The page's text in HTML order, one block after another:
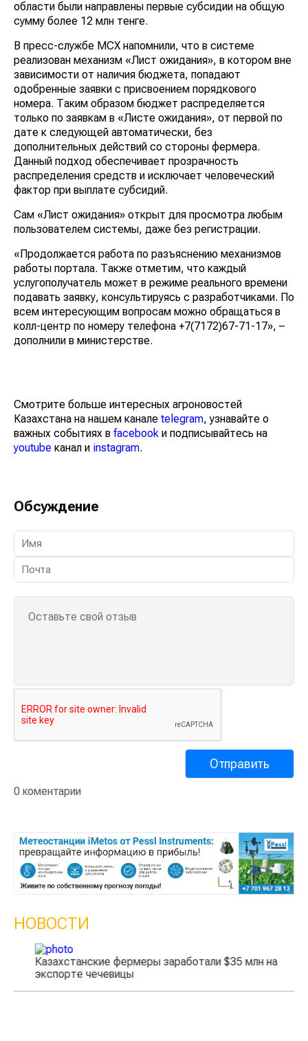
области были направлены первые субсидии на общую
сумму более 12 млн тенге.
В пресс-службе МСХ напомнили, что в системе
реализован механизм «Лист ожидания», в котором вне
зависимости от наличия бюджета, попадают
одобренные заявки с присвоением порядкового
номера. Таким образом бюджет распределяется
только по заявкам в «Листе ожидания», от первой по
дате к следующей автоматически, без
дополнительных действий со стороны фермера.
Данный подход обеспечивает прозрачность
распределения средств и исключает человеческий
фактор при выплате субсидий.
Сам «Лист ожидания» открыт для просмотра любым
пользователем системы, даже без регистрации.
«Продолжается работа по разъяснению механизмов
работы портала. Также отметим, что каждый
услугополучатель может в режиме реального времени
подавать заявку, консультируясь с разработчиками. По
всем интересующим вопросам можно обращаться в
колл-центр по номеру телефона +7(7172)67-71-17», –
дополнили в министерстве.
Смотрите больше интересных агроновостей
Казахстана на нашем канале telegram, узнавайте о
важных событиях в facebook и подписывайтесь на
youtube канал и instagram.
Обсуждение
0 коментарии
НОВОСТИ
Казахстанские фермеры заработали $35 млн на
экспорте чечевицы